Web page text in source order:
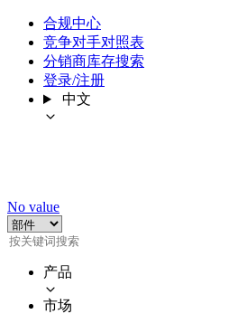
合规中心
竞争对手对照表
分销商库存搜索
登录/注册
中文
No value
产品
市场